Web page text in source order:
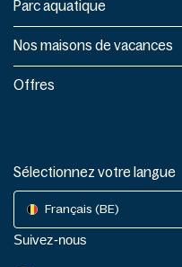
Parc aquatique
Nos maisons de vacances
Offres
Sélectionnez votre langue
Français (BE)
Suivez-nous